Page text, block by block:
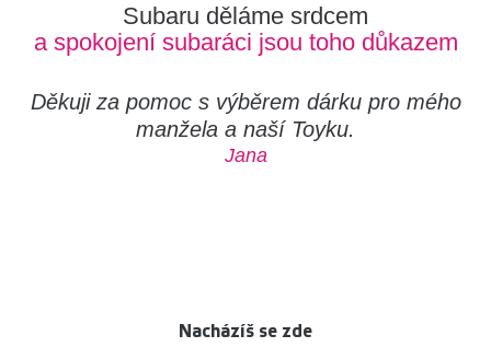
Subaru děláme srdcem
a spokojení subaráci jsou toho důkazem
Děkuji za pomoc s výběrem dárku pro mého
manžela a naší Toyku.
Jana
Nacházíš se zde